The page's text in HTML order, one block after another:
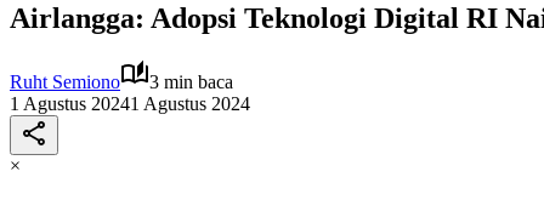
Airlangga: Adopsi Teknologi Digital RI
Ruht Semiono
3 min baca
1 Agustus 20241 Agustus 2024
×